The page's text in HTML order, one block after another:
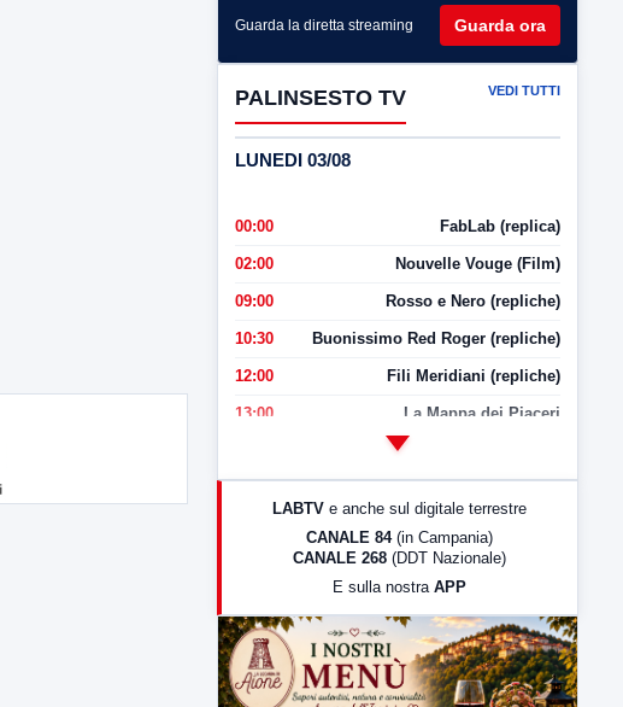
Guarda la diretta streaming Guarda ora
PALINSESTO TV VEDI TUTTI
LUNEDI 03/08
00:00 FabLab (replica)
02:00 Nouvelle Vouge (Film)
09:00 Rosso e Nero (repliche)
10:30 Buonissimo Red Roger (repliche)
12:00 Fili Meridiani (repliche)
13:00 La Mappa dei Piaceri
LabNews (Diretta)
23:00 LabNews (replica)
LABTV e anche sul digitale terrestre
CANALE 84 (in Campania)
CANALE 268 (DDT Nazionale)
E sulla nostra APP